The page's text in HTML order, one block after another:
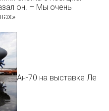
он. – Мы очень
Ан-70 на выставке Ле